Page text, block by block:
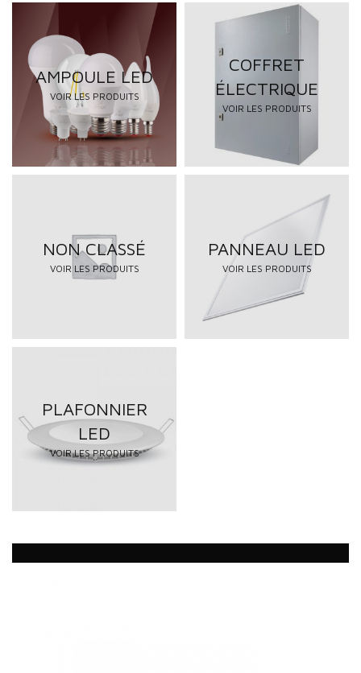
AMPOULE LED
VOIR LES PRODUITS
COFFRET
ÉLECTRIQUE
VOIR LES PRODUITS
NON CLASSÉ
VOIR LES PRODUITS
PANNEAU LED
VOIR LES PRODUITS
PLAFONNIER
LED
VOIR LES PRODUITS